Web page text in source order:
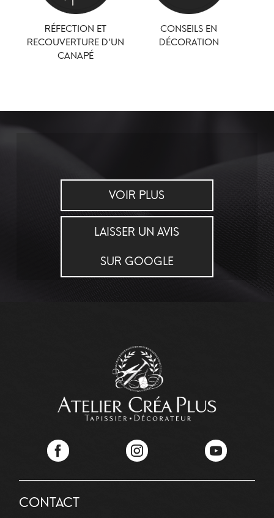
RÉFECTION ET
RECOUVERTURE D’UN
CANAPÉ
CONSEILS EN
DÉCORATION
VOIR PLUS
LAISSER UN AVIS
SUR GOOGLE
YouTube
CONTACT